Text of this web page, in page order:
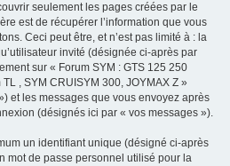
seulement les pages créées par le
est de récupérer l’information que vous
Ceci peut être, et n’est pas limité à : la
invité (désignée ci-après par
sur « Forum SYM : GTS 125 250
, SYM CRUISYM 300, JOYMAX Z »
et les messages que vous envoyez après
(désignés ici par « vos messages »).
un identifiant unique (désigné ci-après
mot de passe personnel utilisé pour la